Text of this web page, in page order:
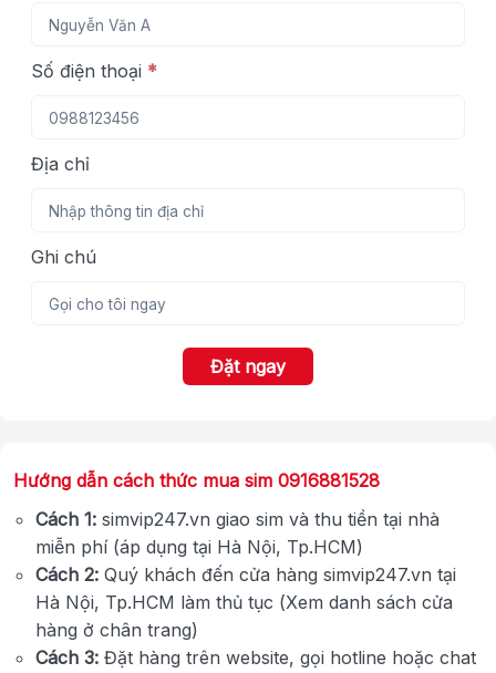
Số điện thoại *
Địa chỉ
Ghi chú
Đặt ngay
Hướng dẫn cách thức mua sim 0916881528
Cách 1: simvip247.vn giao sim và thu tiền tại nhà
miễn phí (áp dụng tại Hà Nội, Tp.HCM)
Cách 2: Quý khách đến cửa hàng simvip247.vn tại
Hà Nội, Tp.HCM làm thủ tục (Xem danh sách cửa
hàng ở chân trang)
Cách 3: Đặt hàng trên website, gọi hotline hoặc chat